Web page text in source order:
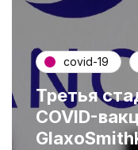
covid-19
Третья
COVID-